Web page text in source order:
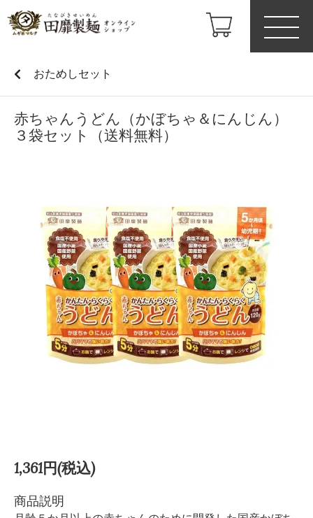
おためしセット
赤ちゃんうどん（かぼちゃ＆にんじん）
３袋セット（送料無料）
1,361円(税込)
商品説明